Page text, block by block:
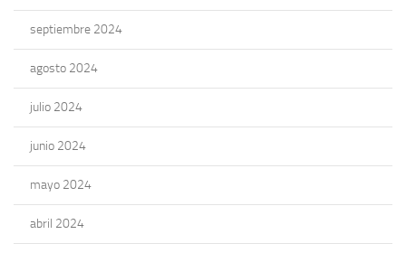
septiembre 2024
agosto 2024
julio 2024
junio 2024
mayo 2024
abril 2024